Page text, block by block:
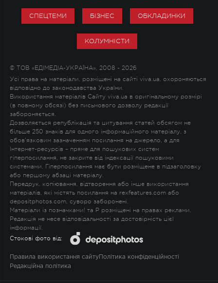
СПЕЦТЕМИ БІЗНЕС ОБКЛАДИНКИ
КОЛУМНІСТИ
© ТОВ «ЕДІМЕДІА-УКРАЇНА», 2008 - 2026
Усі права на матеріали, розміщені на сайті viva.ua, охороняються
відповідно до законодавства України.
Використання матеріалів Сайту viva.ua в оригінальному розмірі
(в повному обсязі) без письмового дозволу редакції
забороняється.
Дозволяється републікація та цитування статей обсягом не
більше 250 знаків для одного інформаційного матеріалу, з
обов'язковим зазначенням посилання на джерело, а для
Інтернет-ресурсів – пряме для пошукових систем
гіперпосилання, не закрите від індексації пошуковими
системами. Гіперпосилання має бути розміщене в підзаголовку
або першому абзаці матеріалу.
Передрук, копіювання, відтворення або інше використання
матеріалів, які містять посилання на rexfeatures.com або
depositphotos.com, суворо заборонені.
Матеріали із позначками! та P розміщені на правах реклами.
Редакція не несе відповідальності за достовірність цієї
інформації.
Стокові фото від:
Правила використання сайту Політика конфіденційності
Редакційна політика